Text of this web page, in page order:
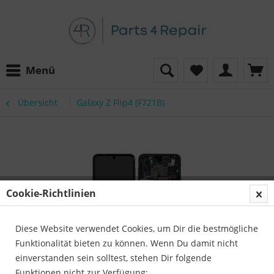
Menü
Übersicht Galaxy Z Flip4 (F721B)
Cookie-Richtlinien
Diese Website verwendet Cookies, um Dir die bestmögliche
Funktionalität bieten zu können. Wenn Du damit nicht
einverstanden sein solltest, stehen Dir folgende